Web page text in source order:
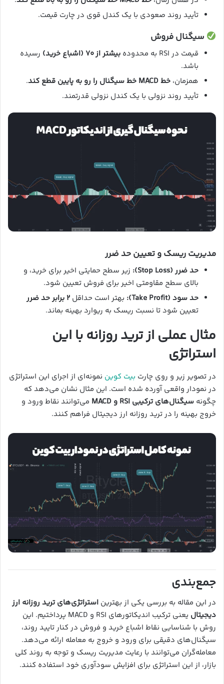
تأیید روند صعودی با یک کندل قوی در چارت قیمت.
سیگنال فروش
قیمت در RSI به محدوده بیشتر از ۷۰ (اشباع خرید)
رسیده
باشد.
همزمان، خط MACD خط سیگنال را رو به پایین قطع کند
.
تأیید روند نزولی با یک کندل نزولی قدرتمند.
مدیریت ریسک و تعیین حد ضرر
حد ضرر (Stop Loss):
زیر سطح حمایتی اخیر برای خرید، و
بالای سطح مقاومتی اخیر برای فروش تعیین شود.
حد سود (Take Profit):
بهتر است حداقل ۲ برابر حد ضرر
تعیین شود تا نسبت ریسک به ریوارد بهینه بماند.
مثال عملی از ترید روزانه با این
استراتژی
در تصویر زیر و روی چارت بیت کوین نمونه‌ای از اجرای این استراتژی
در نمودار واقعی آورده شده است. این مثال نشان می‌دهد که
چگونه سیگنال‌های ترکیبی RSI و MACD
می‌توانند نقاط ورود و
خروج بهینه را در ترید روزانه ارز دیجیتال فراهم کنند.
جمع‌بندی
در این مقاله به بررسی یکی از بهترین استراتژی‌های ترید روزانه ارز
دیجیتال
یعنی ترکیب اندیکاتورهای RSI و MACD پرداختیم. این
روش با شناسایی نقاط اشباع خرید و فروش در کنار تایید روند،
سیگنال‌های دقیقی برای ورود و خروج به معامله ارائه می‌دهد.
معامله‌گران می‌توانند با رعایت مدیریت ریسک و توجه به روند کلی
بازار، از این استراتژی برای افزایش سودآوری خود استفاده کنند.